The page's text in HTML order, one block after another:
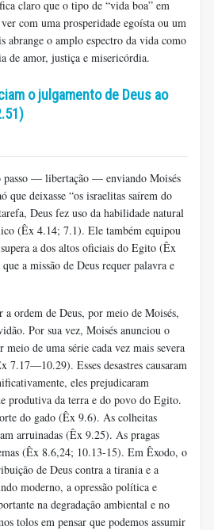
claro que o tipo de “vida boa” em
com uma prosperidade egoísta ou um
abrange o amplo espectro da vida como
de amor, justiça e misericórdia.
o julgamento de Deus ao
passo — libertação — enviando Moisés
que deixasse “os israelitas saírem do
Deus fez uso da habilidade natural
(Êx 4.14; 7.1). Ele também equipou
a dos altos oficiais do Egito (Êx
a missão de Deus requer palavra e
a ordem de Deus, por meio de Moisés,
Por sua vez, Moisés anunciou o
de uma série cada vez mais severa
7.17—10.29). Esses desastres causaram
eles prejudicaram
produtiva da terra e do povo do Egito.
do gado (Êx 9.6). As colheitas
arruinadas (Êx 9.25). As pragas
(Êx 8.6,24; 10.13-15). Em Êxodo, o
de Deus contra a tirania e a
moderno, a opressão política e
na degradação ambiental e no
tolos em pensar que podemos assumir